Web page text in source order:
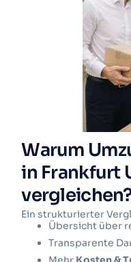
Warum
in Frankfurt
Ein strukturierter
Übersicht über
Transparente